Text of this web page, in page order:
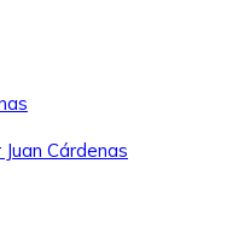
Cárdenas